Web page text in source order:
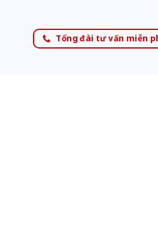
Tổng đài tư vấn miễn